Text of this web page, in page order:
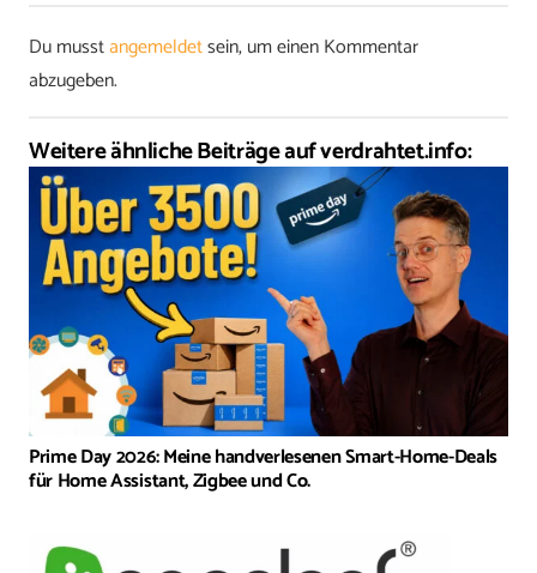
Du musstangemeldetsein, um einen Kommentar
abzugeben.
Weitere ähnliche Beiträge auf verdrahtet.info:
Prime Day 2026: Meine handverlesenen Smart-Home-Deals
für Home Assistant, Zigbee und Co.